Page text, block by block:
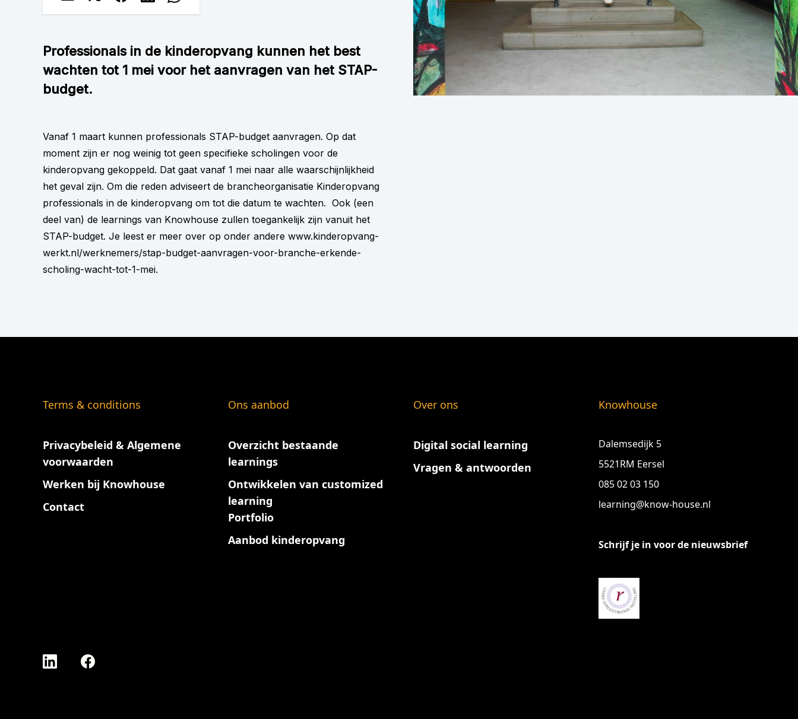
Professionals in de kinderopvang kunnen het best
wachten tot 1 mei voor het aanvragen van het STAP-
budget.
Vanaf 1 maart kunnen professionals STAP-budget aanvragen. Op dat
moment zijn er nog weinig tot geen specifieke scholingen voor de
kinderopvang gekoppeld. Dat gaat vanaf 1 mei naar alle waarschijnlijkheid
het geval zijn. Om die reden adviseert de brancheorganisatie Kinderopvang
professionals in de kinderopvang om tot die datum te wachten. Ook (een
deel van) de learnings van Knowhouse zullen toegankelijk zijn vanuit het
STAP-budget. Je leest er meer over op onder andere www.kinderopvang-
werkt.nl/werknemers/stap-budget-aanvragen-voor-branche-erkende-
scholing-wacht-tot-1-mei.
Terms & conditions
Privacybeleid & Algemene
voorwaarden
Werken bij Knowhouse
Contact
Ons aanbod
Overzicht bestaande
learnings
Ontwikkelen van customized
learning
Portfolio
Aanbod kinderopvang
Over ons
Digital social learning
Vragen & antwoorden
Knowhouse
Dalemsedijk 5
5521RM Eersel
085 02 03 150
learning@know-house.nl
Schrijf je in voor de nieuwsbrief